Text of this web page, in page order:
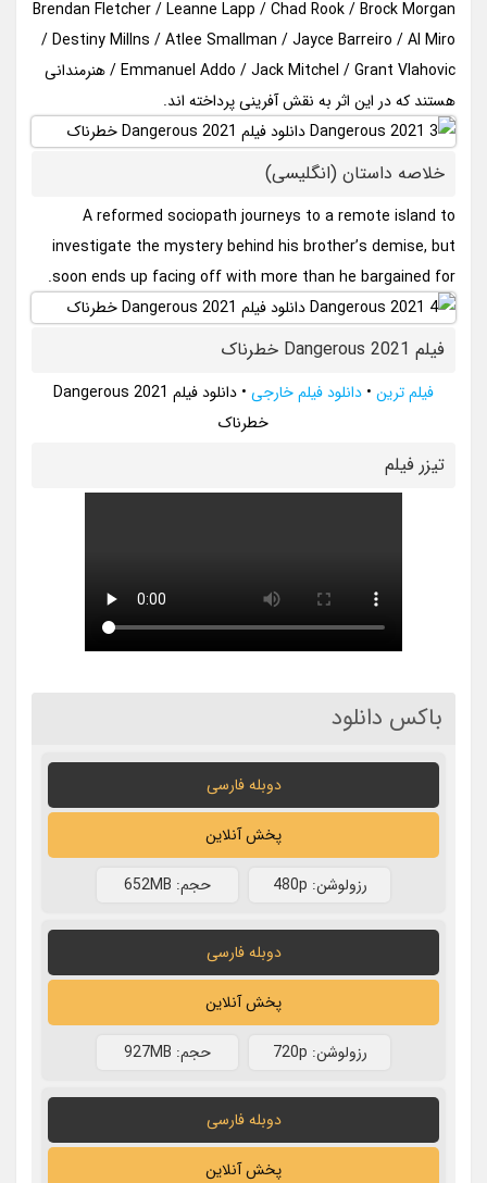
Brendan Fletcher / Leanne Lapp / Chad Rook / Brock Morgan
/ Destiny Millns / Atlee Smallman / Jayce Barreiro / Al Miro
/ Emmanuel Addo / Jack Mitchel / Grant Vlahovic هنرمندانی
هستند که در این اثر به نقش آفرینی پرداخته اند.
خلاصه داستان (انگلیسی)
A reformed sociopath journeys to a remote island to
investigate the mystery behind his brother’s demise, but
soon ends up facing off with more than he bargained for.
فیلم Dangerous 2021 خطرناک
فیلم ترین • دانلود فیلم خارجی •
دانلود فیلم Dangerous 2021
خطرناک
تيزر فيلم
باکس دانلود
دوبله فارسی
پخش آنلاین
رزولوشن: 480p حجم: 652MB
دوبله فارسی
پخش آنلاین
رزولوشن: 720p حجم: 927MB
دوبله فارسی
پخش آنلاین